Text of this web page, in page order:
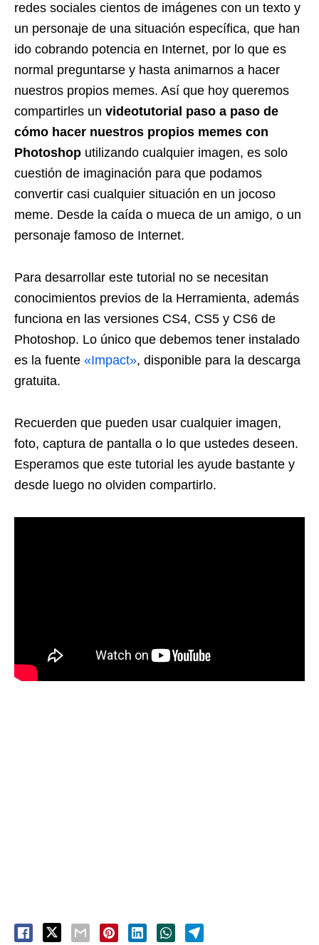
redes sociales cientos de imágenes con un texto y
un personaje de una situación específica, que han
ido cobrando potencia en Internet, por lo que es
normal preguntarse y hasta animarnos a hacer
nuestros propios memes. Así que hoy queremos
compartirles un videotutorial paso a paso de
cómo hacer nuestros propios memes con
Photoshop utilizando cualquier imagen, es solo
cuestión de imaginación para que podamos
convertir casi cualquier situación en un jocoso
meme. Desde la caída o mueca de un amigo, o un
personaje famoso de Internet.
Para desarrollar este tutorial no se necesitan
conocimientos previos de la Herramienta, además
funciona en las versiones CS4, CS5 y CS6 de
Photoshop. Lo único que debemos tener instalado
es la fuente «Impact», disponible para la descarga
gratuita.
Recuerden que pueden usar cualquier imagen,
foto, captura de pantalla o lo que ustedes deseen.
Esperamos que este tutorial les ayude bastante y
desde luego no olviden compartirlo.